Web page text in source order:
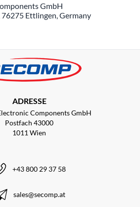
GmbH
Ettlingen, Germany
ADRESSE
Components GmbH
Postfach 43000
1011 Wien
+43 800 29 37 58
sales@secomp.at